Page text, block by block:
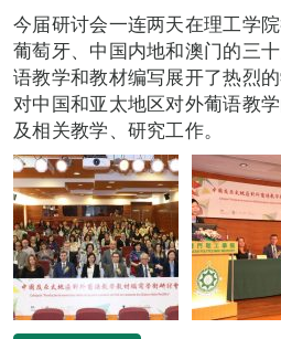
今届研讨会一连两天在理工学
葡萄牙、中国内地和澳门的三
语教学和教材编写展开了热烈
对中国和亚太地区对外葡语教
及相关教学、研究工作。